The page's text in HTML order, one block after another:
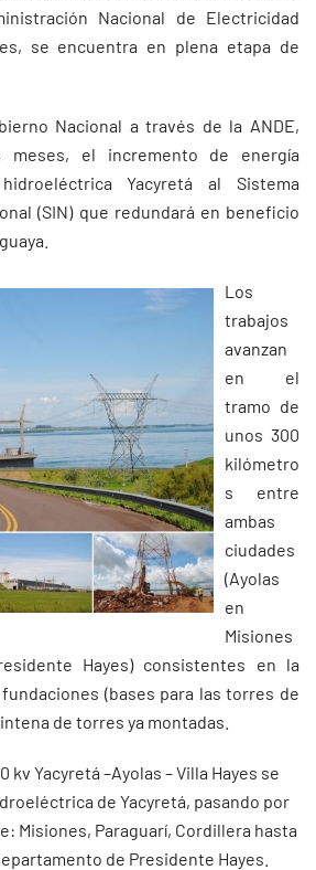
Nacional de Electricidad
se encuentra en plena etapa de
Nacional a través de la ANDE,
meses, el incremento de energía
Yacyretá al Sistema
(SIN) que redundará en beneficio
Los
trabajos
avanzan
en el
tramo de
unos 300
kilómetro
s entre
ambas
ciudades
(Ayolas
en
Misiones
Hayes) consistentes en la
(bases para las torres de
de torres ya montadas.
kv Yacyretá –Ayolas – Villa Hayes se
de Yacyretá, pasando por
Misiones, Paraguarí, Cordillera hasta
de Presidente Hayes.